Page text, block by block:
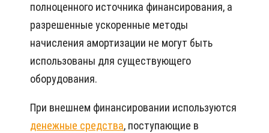
полноценного источника финансирования, а
разрешенные ускоренные методы
начисления амортизации не могут быть
использованы для существующего
оборудования.
При внешнем финансировании используются
денежные средства, поступающие в